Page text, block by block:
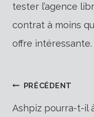
tester l’agence
contrat à moins
offre intéressante.
PRÉCÉDENT
Ashpiz pourra-t-il